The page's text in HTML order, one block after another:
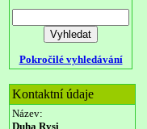
Pokročilé vyhledávání
Kontaktní údaje
Název:
Duha Rysi